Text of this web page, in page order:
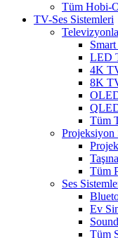
Tüm Hobi-
TV-Ses Sistemleri
LED
4K
8K
Tüm
Projeksiyon
Tüm
Ses
Ev
Tüm